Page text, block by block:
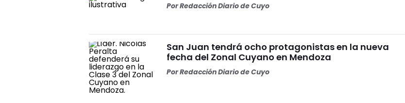
PorRedacción Diario de Cuyo
San Juan tendrá ocho protagonistas en la nueva
fecha del Zonal Cuyano en Mendoza
PorRedacción Diario de Cuyo